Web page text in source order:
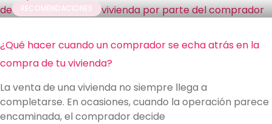
RECOMENDACIONES
¿Qué hacer cuando un comprador se echa atrás en la
compra de tu vivienda?
La venta de una vivienda no siempre llega a
completarse. En ocasiones, cuando la operación parece
encaminada, el comprador decide